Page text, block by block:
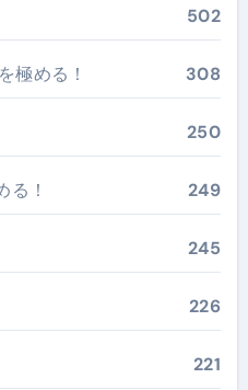
502
極める！ 308
250
る！ 249
245
226
221